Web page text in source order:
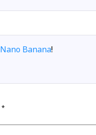
Nano Banana!
*